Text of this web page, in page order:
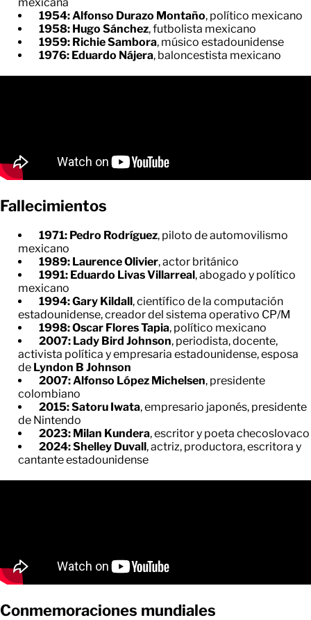
1954: Alfonso Durazo Montaño, político mexicano
1958: Hugo Sánchez, futbolista mexicano
1959: Richie Sambora, músico estadounidense
1976: Eduardo Nájera, baloncestista mexicano
Fallecimientos
1971: Pedro Rodríguez, piloto de automovilismo
mexicano
1989: Laurence Olivier, actor británico
1991: Eduardo Livas Villarreal, abogado y político
mexicano
1994: Gary Kildall, científico de la computación
estadounidense, creador del sistema operativo CP/M
1998: Oscar Flores Tapia, político mexicano
2007: Lady Bird Johnson, periodista, docente,
activista política y empresaria estadounidense, esposa
de Lyndon B Johnson
2007: Alfonso López Michelsen, presidente
colombiano
2015: Satoru Iwata, empresario japonés, presidente
de Nintendo
2023: Milan Kundera, escritor y poeta checoslovaco
2024: Shelley Duvall, actriz, productora, escritora y
cantante estadounidense
Conmemoraciones mundiales